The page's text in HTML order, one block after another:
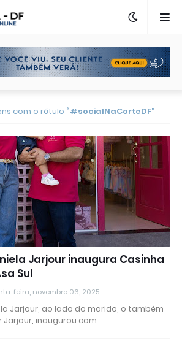
com o rótulo #socialNaCorteDF
Jarjour inaugura Casinha
Sul
feira, novembro 06, 2025
Jarjour, ao lado do marido, o também
inaugurou com …